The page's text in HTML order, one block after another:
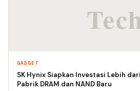
GADGET
SK Hynix Siapkan Investasi Lebih
Pabrik DRAM dan NAND Baru